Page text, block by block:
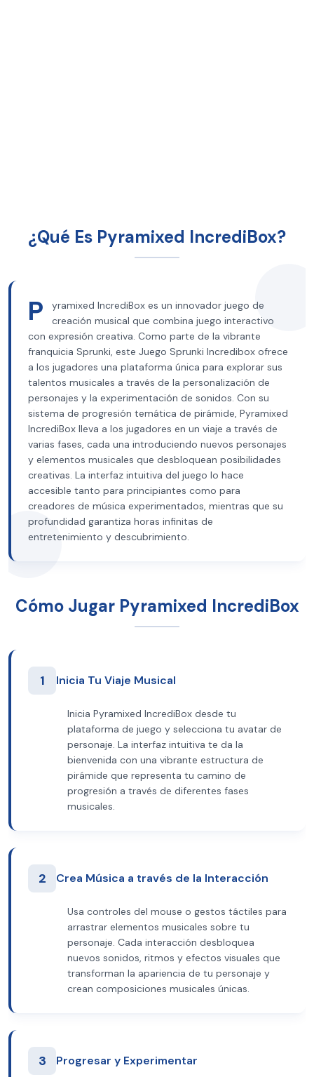
¿Qué Es Pyramixed IncrediBox?
P
yramixed IncrediBox es un innovador juego de
creación musical que combina juego interactivo
con expresión creativa. Como parte de la vibrante
franquicia Sprunki, este Juego Sprunki Incredibox ofrece
a los jugadores una plataforma única para explorar sus
talentos musicales a través de la personalización de
personajes y la experimentación de sonidos. Con su
sistema de progresión temática de pirámide, Pyramixed
IncrediBox lleva a los jugadores en un viaje a través de
varias fases, cada una introduciendo nuevos personajes
y elementos musicales que desbloquean posibilidades
creativas. La interfaz intuitiva del juego lo hace
accesible tanto para principiantes como para
creadores de música experimentados, mientras que su
profundidad garantiza horas infinitas de
entretenimiento y descubrimiento.
Cómo Jugar Pyramixed IncrediBox
1 Inicia Tu Viaje Musical
Inicia Pyramixed IncrediBox desde tu
plataforma de juego y selecciona tu avatar de
personaje. La interfaz intuitiva te da la
bienvenida con una vibrante estructura de
pirámide que representa tu camino de
progresión a través de diferentes fases
musicales.
2 Crea Música a través de la Interacción
Usa controles del mouse o gestos táctiles para
arrastrar elementos musicales sobre tu
personaje. Cada interacción desbloquea
nuevos sonidos, ritmos y efectos visuales que
transforman la apariencia de tu personaje y
crean composiciones musicales únicas.
3 Progresar y Experimentar